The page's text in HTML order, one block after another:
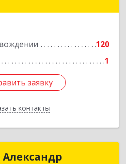
120
1
заявку
контакты
заявку
Назад
Александр